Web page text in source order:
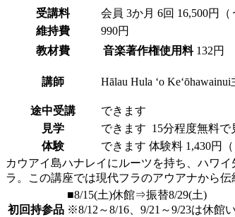
受講料 会員 3か月 6回 16,500円（
維持費
990円
教材費
音楽著作権使用料 132円
講師 Hālau Hula ʻo
途中受講
できます
見学
できます 15分程度無料
体験
できます 体験料 1,430円
カウアイ島ハナレイにルーツを持ち、ハワイ
ラ。この講座では現代フラのアウアナから
初回持参品
■8/15(土)休館⇒振替8/29(土)
※8/12～8/16、9/21～9/23は休館